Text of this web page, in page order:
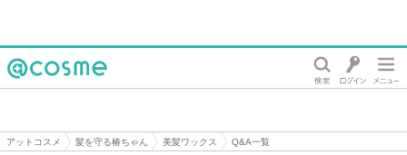
アットコスメ 髪を守る椿ちゃん 美髪ワックス
Q&A一覧